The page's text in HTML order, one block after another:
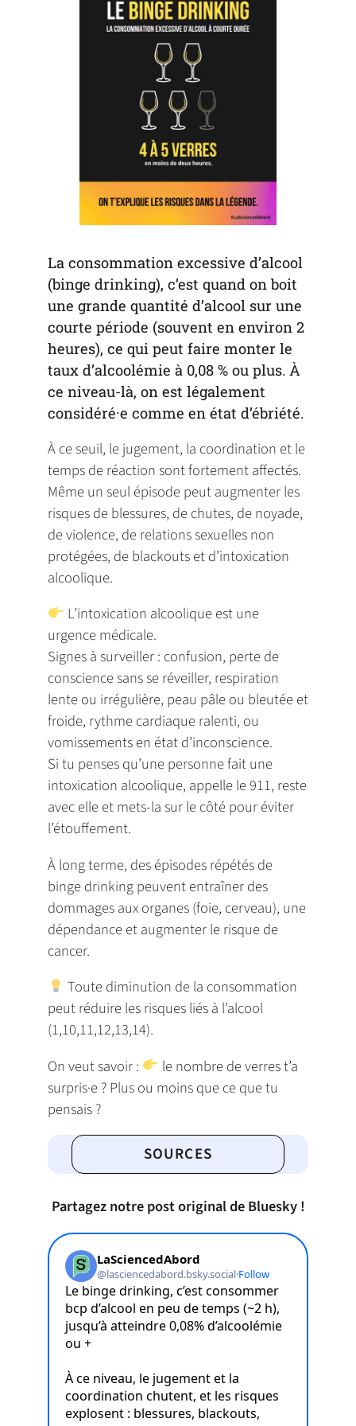
La consommation excessive d’alcool
(binge drinking), c’est quand on boit
une grande quantité d’alcool sur une
courte période (souvent en environ 2
heures), ce qui peut faire monter le
taux d’alcoolémie à 0,08 % ou plus. À
ce niveau-là, on est légalement
considéré·e comme en état d’ébriété.
À ce seuil, le jugement, la coordination et le
temps de réaction sont fortement affectés.
Même un seul épisode peut augmenter les
risques de blessures, de chutes, de noyade,
de violence, de relations sexuelles non
protégées, de blackouts et d’intoxication
alcoolique.
L’intoxication alcoolique est une
urgence médicale.
Signes à surveiller : confusion, perte de
conscience sans se réveiller, respiration
lente ou irrégulière, peau pâle ou bleutée et
froide, rythme cardiaque ralenti, ou
vomissements en état d’inconscience.
Si tu penses qu’une personne fait une
intoxication alcoolique, appelle le 911, reste
avec elle et mets-la sur le côté pour éviter
l’étouffement.
À long terme, des épisodes répétés de
binge drinking peuvent entraîner des
dommages aux organes (foie, cerveau), une
dépendance et augmenter le risque de
cancer.
Toute diminution de la consommation
peut réduire les risques liés à l’alcool
(1,10,11,12,13,14).
On veut savoir :
le nombre de verres t’a
surpris·e ? Plus ou moins que ce que tu
pensais ?
SOURCES
Partagez notre post original de Bluesky !